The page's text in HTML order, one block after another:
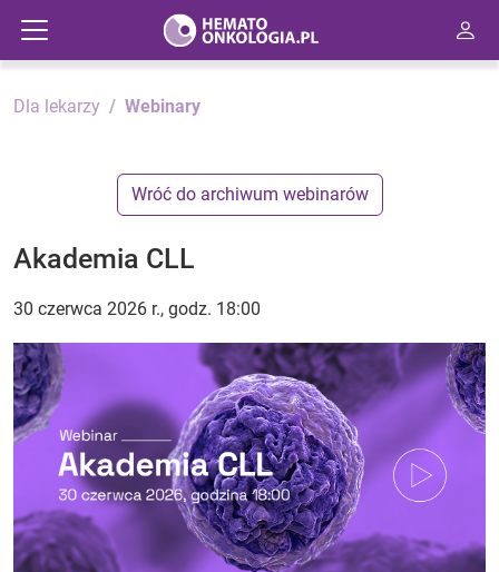
Dla lekarzy Webinary
Wróć do archiwum webinarów
Akademia CLL
30 czerwca 2026 r., godz. 18:00